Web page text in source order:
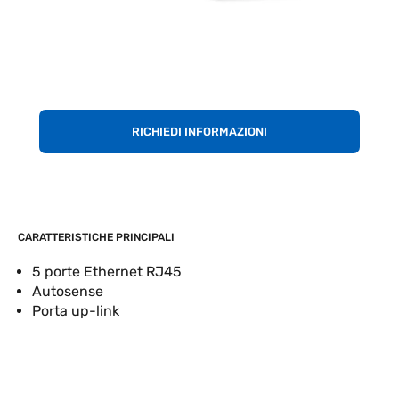
CARATTERISTICHE PRINCIPALI
5 porte Ethernet RJ45
Autosense
Porta up-link
RICHIEDI INFORMAZIONI